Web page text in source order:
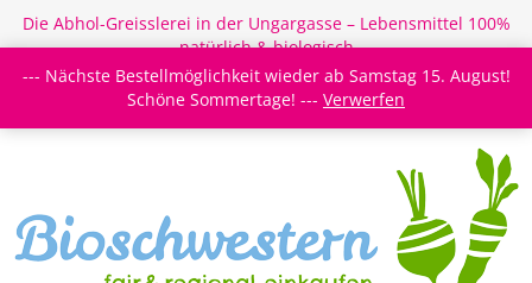
Die Abhol-Greisslerei in der Ungargasse – Lebensmittel 100%
natürlich & biologisch
Login/Register Newsletter Meine Merkzettel
--- Nächste Bestellmöglichkeit wieder ab Samstag 15. August!
Schöne Sommertage! --- Verwerfen